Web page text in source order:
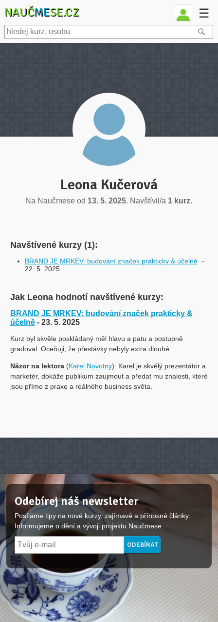
NAUČMESE.CZ ☰
Leona Kučerová
Na Naučmese od 13. 5. 2025. Navštívil/a 1 kurz.
Navštívené kurzy (1):
BRAND JE MRKEV: budování značek prakticky & účelně -
22. 5. 2025
Jak Leona hodnotí navštívené kurzy:
BRAND JE MRKEV: budování značek prakticky &
účelně - 23. 5. 2025
Kurz byl skvěle poskládaný měl hlavu a patu a postupně
gradoval. Oceňuji, že přestávky nebyly extra dlouhé.
Názor na lektora(Karel Novotny): Karel je skvělý prezentátor a
marketér, dokáže publikum zaujmout a předat mu znalosti, které
jsou přímo z praxe a reálného business světa.
Odebírej náš newsletter
Posíláme tipy na nové kurzy, zajímavé a přínosné články.
Informujeme o dění a vývoji projektu Naučmese.